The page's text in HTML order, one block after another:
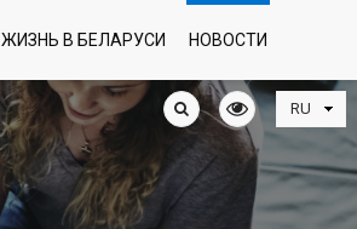
ЖИЗНЬ В БЕЛАРУСИ НОВОСТИ